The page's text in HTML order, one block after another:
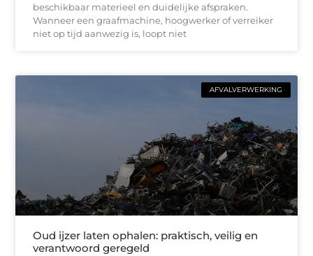
beschikbaar materieel en duidelijke afspraken.
Wanneer een graafmachine, hoogwerker of verreiker
niet op tijd aanwezig is, loopt niet
AFVALVERWERKING
Oud ijzer laten ophalen: praktisch, veilig en
verantwoord geregeld